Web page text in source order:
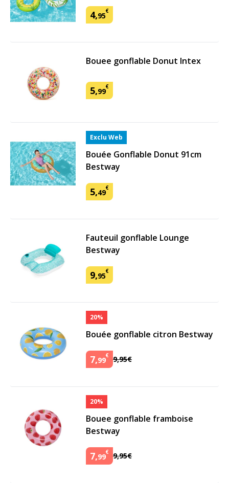
4,95€
Bouee gonflable Donut Intex
5,99€
Exclu Web
Bouée Gonflable Donut 91cm
Bestway
5,49€
Fauteuil gonflable Lounge
Bestway
9,95€
20%
Bouée gonflable citron Bestway
7,99€ 9,95€
20%
Bouee gonflable framboise
Bestway
7,99€ 9,95€